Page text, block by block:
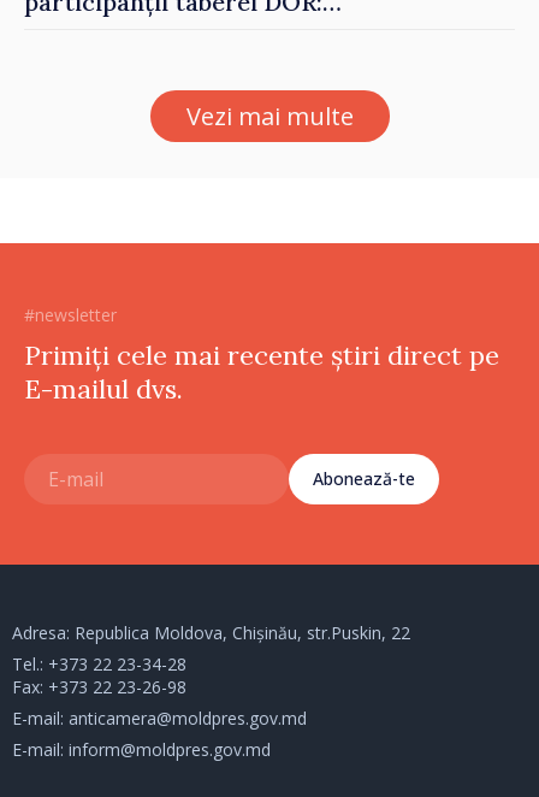
Vezi mai multe
#newsletter
Primiți cele mai recente știri direct pe
E-mailul dvs.
Abonează-te
Adresa: Republica Moldova, Chișinău, str.Puskin, 22
Tel.: +373 22 23-34-28
Fax: +373 22 23-26-98
E-mail: anticamera@moldpres.gov.md
E-mail: inform@moldpres.gov.md